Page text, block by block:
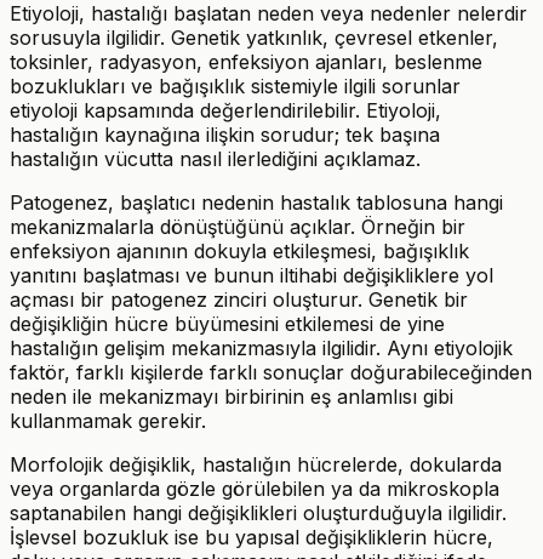
Etiyoloji, hastalığı başlatan neden veya nedenler nelerdir
sorusuyla ilgilidir. Genetik yatkınlık, çevresel etkenler,
toksinler, radyasyon, enfeksiyon ajanları, beslenme
bozuklukları ve bağışıklık sistemiyle ilgili sorunlar
etiyoloji kapsamında değerlendirilebilir. Etiyoloji,
hastalığın kaynağına ilişkin sorudur; tek başına
hastalığın vücutta nasıl ilerlediğini açıklamaz.
Patogenez, başlatıcı nedenin hastalık tablosuna hangi
mekanizmalarla dönüştüğünü açıklar. Örneğin bir
enfeksiyon ajanının dokuyla etkileşmesi, bağışıklık
yanıtını başlatması ve bunun iltihabi değişikliklere yol
açması bir patogenez zinciri oluşturur. Genetik bir
değişikliğin hücre büyümesini etkilemesi de yine
hastalığın gelişim mekanizmasıyla ilgilidir. Aynı etiyolojik
faktör, farklı kişilerde farklı sonuçlar doğurabileceğinden
neden ile mekanizmayı birbirinin eş anlamlısı gibi
kullanmamak gerekir.
Morfolojik değişiklik, hastalığın hücrelerde, dokularda
veya organlarda gözle görülebilen ya da mikroskopla
saptanabilen hangi değişiklikleri oluşturduğuyla ilgilidir.
İşlevsel bozukluk ise bu yapısal değişikliklerin hücre,